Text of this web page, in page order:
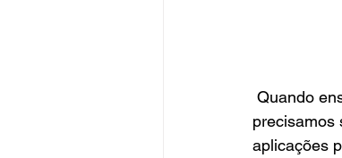
precisamos
aplicações